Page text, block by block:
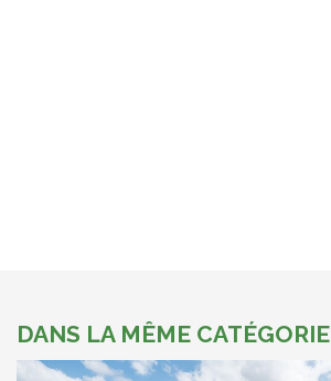
DANS LA MÊME CATÉGORIE